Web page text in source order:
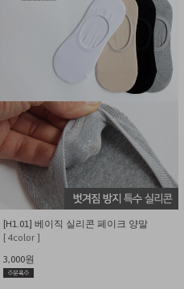
[H1.01] 베이직 실리콘 페이크 양말
[ 4color ]
3,000원